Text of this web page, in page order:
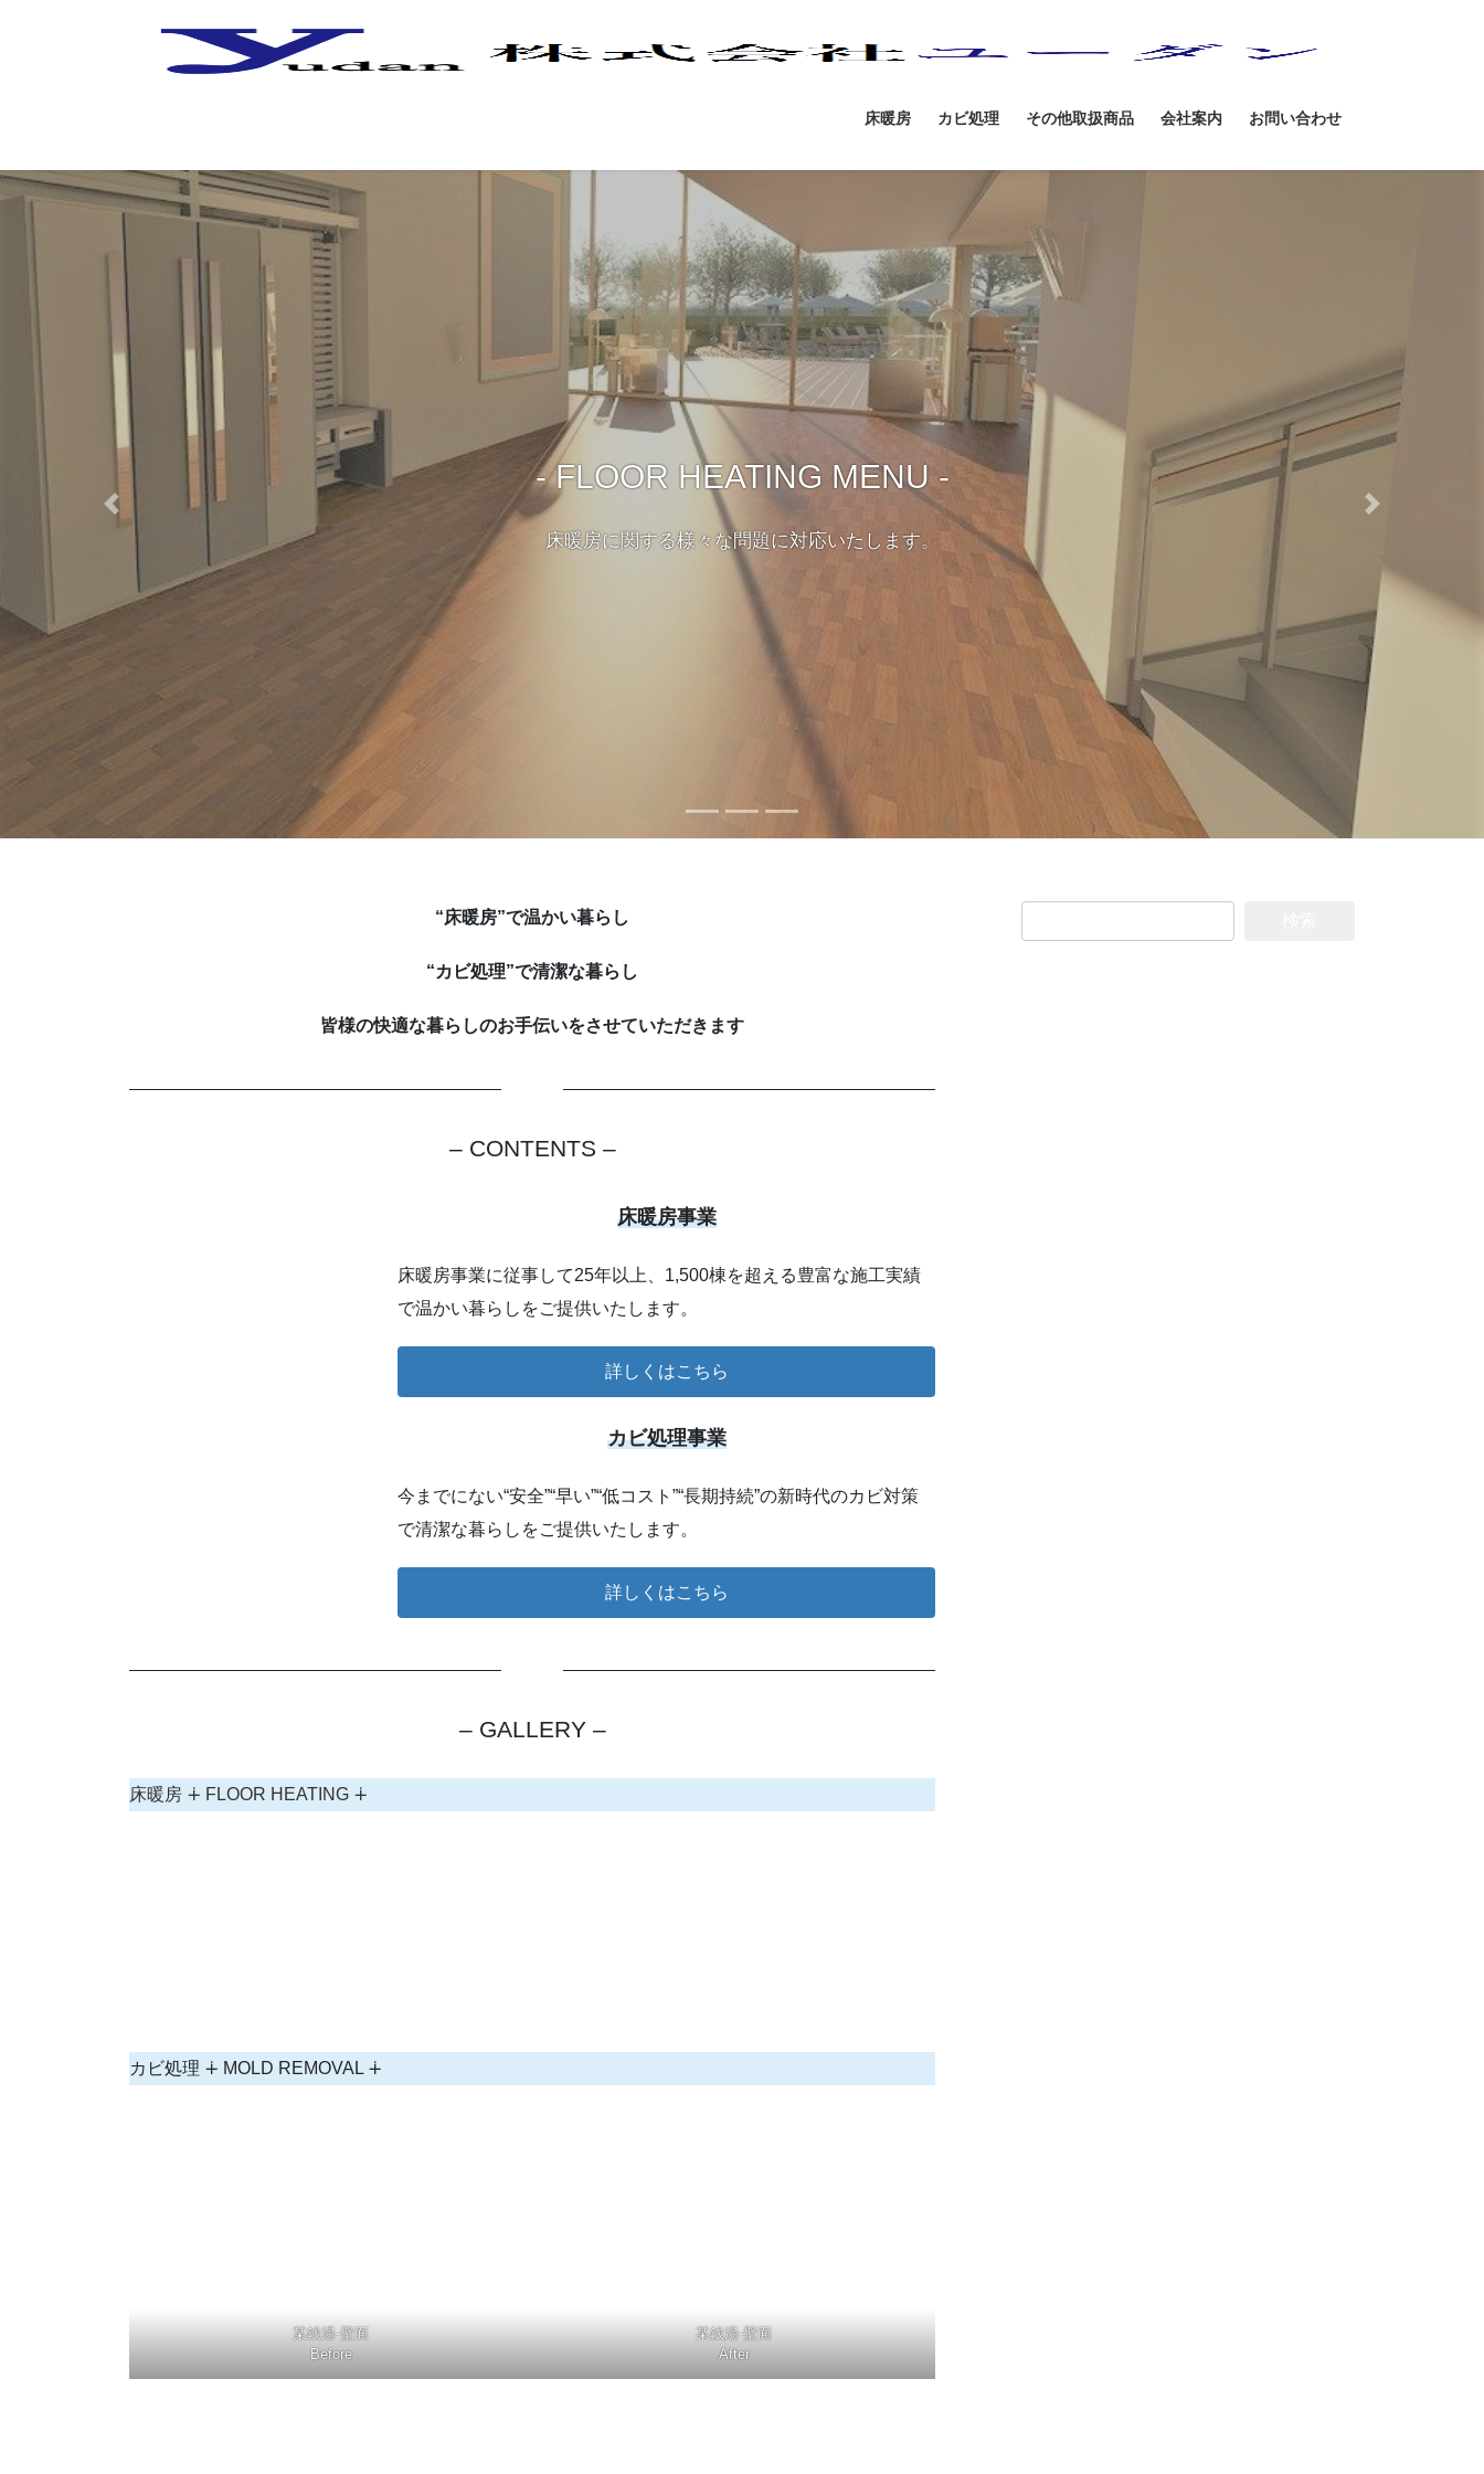
ス
キ
ン
に
床暖房 カビ処理 その他取扱商品 会社案内 お問い合わせ
- FLOOR HEATING MENU -
床暖房に関する様々な問題に対応いたします。
Previous Next
“床暖房”で温かい暮らし
“カビ処理”で清潔な暮らし
皆様の快適な暮らしのお手伝いをさせていただきます
– CONTENTS –
床暖房事業
床暖房事業に従事して25年以上、1,500棟を超える豊富な施工実績
で温かい暮らしをご提供いたします。
詳しくはこちら
カビ処理事業
今までにない“安全”“早い”“低コスト”“長期持続”の新時代のカビ対策
で清潔な暮らしをご提供いたします。
詳しくはこちら
– GALLERY –
床暖房 ∔ FLOOR HEATING ∔
カビ処理 ∔ MOLD REMOVAL ∔
某銭湯-壁面
Before
某銭湯-壁面
After
索: